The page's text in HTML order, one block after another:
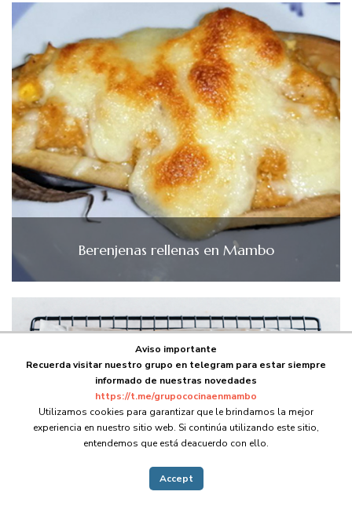
Berenjenas rellenas en Mambo
Aviso importante
Recuerda visitar nuestro grupo en telegram para estar siempre
informado de nuestras novedades
https://t.me/grupococinaenmambo
Utilizamos cookies para garantizar que le brindamos la mejor
experiencia en nuestro sitio web. Si continúa utilizando este sitio,
entendemos que está deacuerdo con ello.
Accept